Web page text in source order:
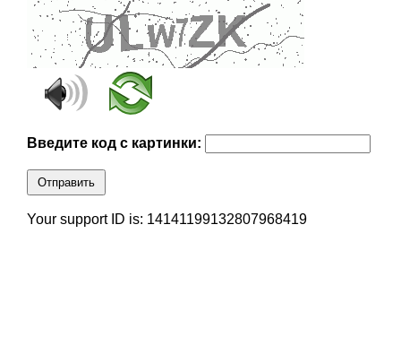
Введите код с картинки:
Отправить
Your support ID is: 14141199132807968419